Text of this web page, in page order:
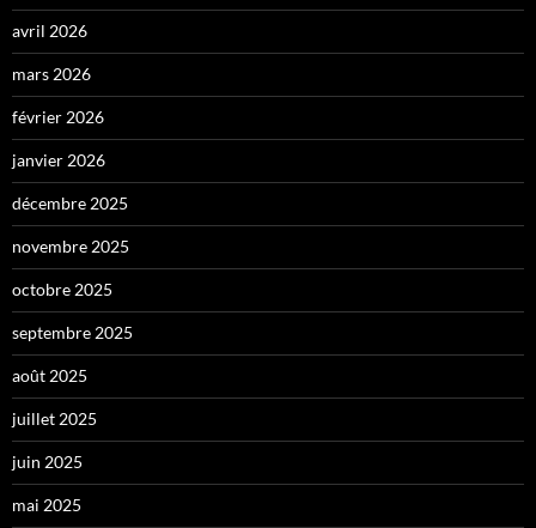
avril 2026
mars 2026
février 2026
janvier 2026
décembre 2025
novembre 2025
octobre 2025
septembre 2025
août 2025
juillet 2025
juin 2025
mai 2025